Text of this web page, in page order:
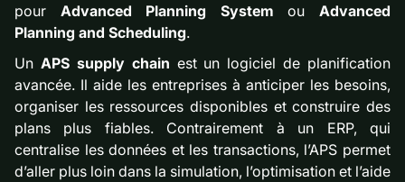
pour Advanced Planning System ouAdvanced
Planning and Scheduling.
Un APS supply chain est un logiciel de planification
avancée. Il aide les entreprises à anticiper les besoins,
organiser les ressources disponibles et construire des
plans plus fiables. Contrairement à un ERP, qui
centralise les données et les transactions, l’APS permet
d’aller plus loin dans la simulation, l’optimisation et l’aide